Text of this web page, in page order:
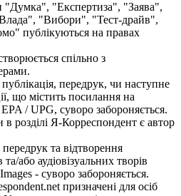
"Думка", "Експертиза", "Заява",
"Вибори", "Тест-драйв",
публікуються на правах
спільно з
передрук, чи наступне
що містить посилання на
/ UPG, суворо забороняється.
в розділі Я-Корреспондент є автор
та відтворення
або аудіовізуальних творів
- суворо забороняється.
призначені для осіб